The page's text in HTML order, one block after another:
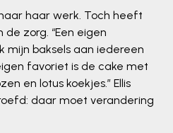
haar werk. Toch heeft
zorg. “Een eigen
mijn baksels aan iedereen
favoriet is de cake met
en lotus koekjes.” Ellis
daar moet verandering